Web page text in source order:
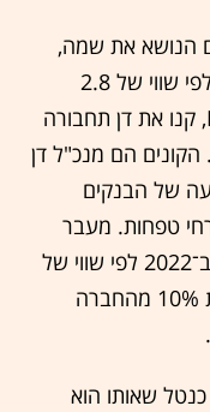
הנושא את שמה,
חתמה לאחרונה על עסקה למכירתה לפי שווי של 2.8
מיליארד שקל. הבעלים, קרן ווליו-LBH, קנו את דן תחבורה
שקל. הקונים הם מנכ"ל דן
של הבנקים
טפחות. מעבר
לכביש, קרן קיסטון - שרכשה את אגד ב־2022 לפי שווי של
4.9 מיליארד שקל - הודיעה על מכירת 10% מהחברה
שאותו הוא